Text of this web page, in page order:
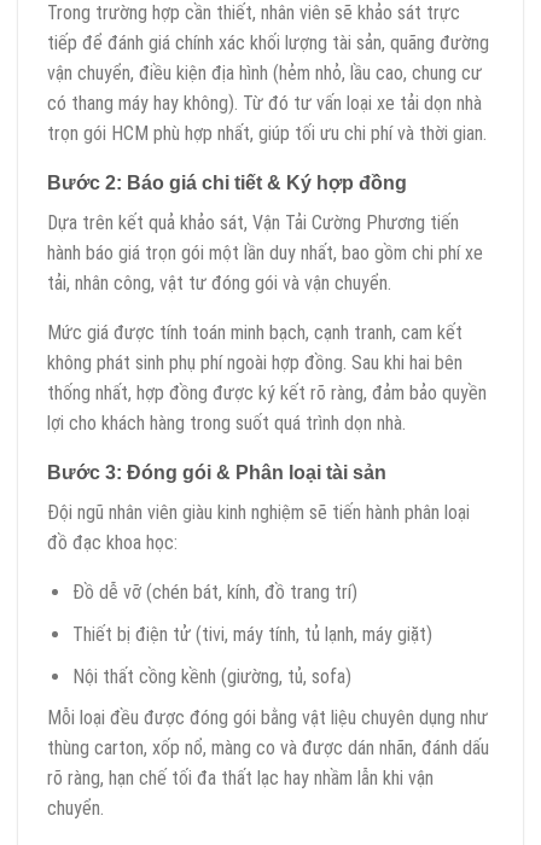
Trong trường hợp cần thiết, nhân viên sẽ khảo sát trực
tiếp để đánh giá chính xác khối lượng tài sản, quãng đường
vận chuyển, điều kiện địa hình (hẻm nhỏ, lầu cao, chung cư
có thang máy hay không). Từ đó tư vấn loại xe tải dọn nhà
trọn gói HCM phù hợp nhất, giúp tối ưu chi phí và thời gian.
Bước 2: Báo giá chi tiết & Ký hợp đồng
Dựa trên kết quả khảo sát, Vận Tải Cường Phương tiến
hành báo giá trọn gói một lần duy nhất, bao gồm chi phí xe
tải, nhân công, vật tư đóng gói và vận chuyển.
Mức giá được tính toán minh bạch, cạnh tranh, cam kết
không phát sinh phụ phí ngoài hợp đồng. Sau khi hai bên
thống nhất, hợp đồng được ký kết rõ ràng, đảm bảo quyền
lợi cho khách hàng trong suốt quá trình dọn nhà.
Bước 3: Đóng gói & Phân loại tài sản
Đội ngũ nhân viên giàu kinh nghiệm sẽ tiến hành phân loại
đồ đạc khoa học:
Đồ dễ vỡ (chén bát, kính, đồ trang trí)
Thiết bị điện tử (tivi, máy tính, tủ lạnh, máy giặt)
Nội thất cồng kềnh (giường, tủ, sofa)
Mỗi loại đều được đóng gói bằng vật liệu chuyên dụng như
thùng carton, xốp nổ, màng co và được dán nhãn, đánh dấu
rõ ràng, hạn chế tối đa thất lạc hay nhầm lẫn khi vận
chuyển.